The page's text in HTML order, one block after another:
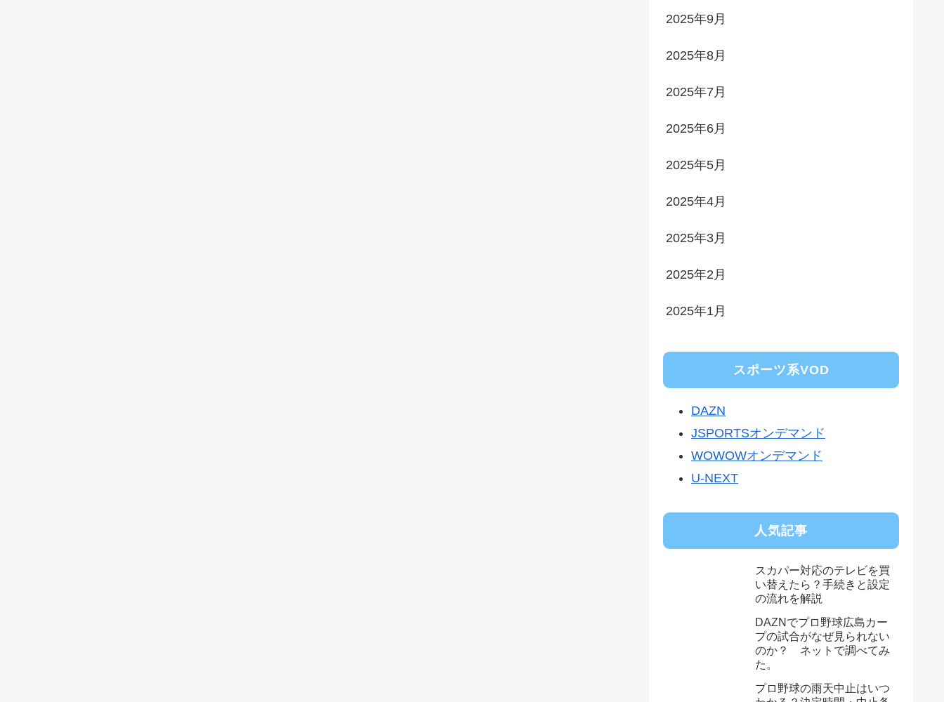
2025年9月
2025年8月
2025年7月
2025年6月
2025年5月
2025年4月
2025年3月
2025年2月
2025年1月
スポーツ系VOD
DAZN
JSPORTSオンデマンド
WOWOWオンデマンド
U-NEXT
人気記事
スカパー対応のテレビを買
い替えたら？手続きと設定
の流れを解説
DAZNでプロ野球広島カー
プの試合がなぜ見られない
のか？ ネットで調べてみ
た。
プロ野球の雨天中止はいつ